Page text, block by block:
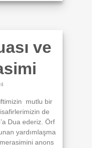
ve
mutlu bir
de
Dua ederiz. Örf
yardımlaşma
anons